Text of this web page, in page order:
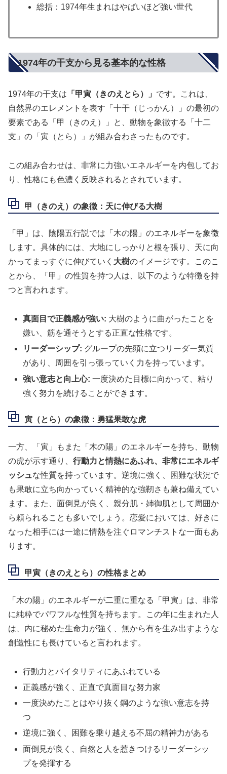
総括：1974年生まれはやばいほど強い世代
1974年の干支から見る基本的な性格
1974年の干支は 「甲寅（きのえとら）」 です。これは、
自然界のエレメントを表す「十干（じっかん）」の最初の
要素である「甲（きのえ）」と、動物を象徴する「十二
支」の「寅（とら）」が組み合わさったものです。
この組み合わせは、非常に力強いエネルギーを内包してお
り、性格にも色濃く反映されるとされています。
甲（きのえ）の象徴：天に伸びる大樹
「甲」は、陰陽五行説では「木の陽」のエネルギーを象徴
します。具体的には、大地にしっかりと根を張り、天に向
かってまっすぐに伸びていく 大樹のイメージです。このこ
とから、「甲」の性質を持つ人は、以下のような特徴を持
つと言われます。
真面目で正義感が強い: 大樹のように曲がったことを
嫌い、筋を通そうとする正直な性格です。
リーダーシップ: グループの先頭に立つリーダー気質
があり、周囲を引っ張っていく力を持っています。
強い意志と向上心: 一度決めた目標に向かって、粘り
強く努力を続けることができます。
寅（とら）の象徴：勇猛果敢な虎
一方、「寅」もまた「木の陽」のエネルギーを持ち、動物
の虎が示す通り、 行動力と情熱にあふれ、非常にエネルギ
ッシュな性質を持っています。逆境に強く、困難な状況で
も果敢に立ち向かっていく精神的な強靭さも兼ね備えてい
ます。また、面倒見が良く、親分肌・姉御肌として周囲か
ら頼られることも多いでしょう。恋愛においては、好きに
なった相手には一途に情熱を注ぐロマンチストな一面もあ
ります。
甲寅（きのえとら）の性格まとめ
「木の陽」のエネルギーが二重に重なる「甲寅」は、非常
に純粋でパワフルな性質を持ちます。この年に生まれた人
は、内に秘めた生命力が強く、無から有を生み出すような
創造性にも長けていると言われます。
行動力とバイタリティにあふれている
正義感が強く、正直で真面目な努力家
一度決めたことはやり抜く鋼のような強い意志を持
つ
逆境に強く、困難を乗り越える不屈の精神力がある
面倒見が良く、自然と人を惹きつけるリーダーシッ
プを発揮する